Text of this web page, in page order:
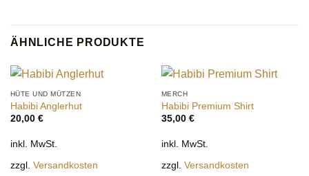
ÄHNLICHE PRODUKTE
HÜTE UND MÜTZEN
Habibi Anglerhut
20,00 €
inkl. MwSt.
zzgl. Versandkosten
MERCH
Habibi Premium Shirt
35,00 €
inkl. MwSt.
zzgl. Versandkosten